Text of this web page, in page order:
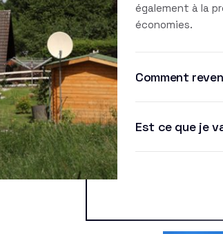
également à la
économies.
Comment
Est ce que je